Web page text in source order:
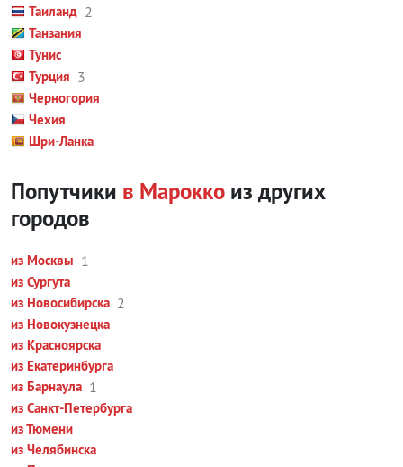
Таиланд 2
Танзания
Тунис
Турция 3
Черногория
Чехия
Шри-Ланка
Попутчики в Марокко из других
городов
из Москвы 1
из Сургута
из Новосибирска 2
из Новокузнецка
из Красноярска
из Екатеринбурга
из Барнаула 1
из Санкт-Петербурга
из Тюмени
из Челябинска